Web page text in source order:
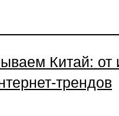
Китай: от
трендов